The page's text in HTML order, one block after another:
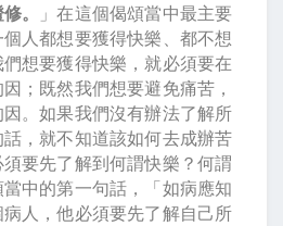
。
」在這個偈頌當中最主要
人都想要獲得快樂、都不想
想要獲得快樂，就必須要在
；既然我們想要避免痛苦，
。如果我們沒有辦法了解所
，就不知道該如何去成辦苦
要先了解到何謂快樂？何謂
中的第一句話，「如病應知
人，他必須要先了解自己所